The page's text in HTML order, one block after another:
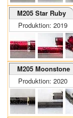
M205 Star Ruby
Produktion: 2019
M205 Moonstone
Produktion: 2020